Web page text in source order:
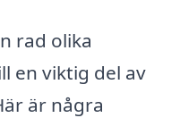
rad olika
en viktig del av
är några